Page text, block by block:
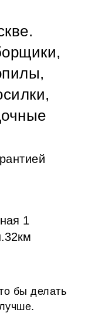
1
бы делать